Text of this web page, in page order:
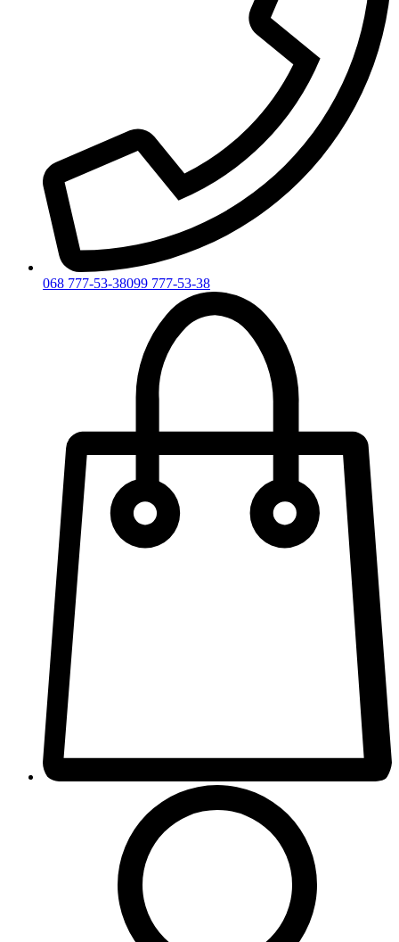
068 777-53-38099 777-53-38